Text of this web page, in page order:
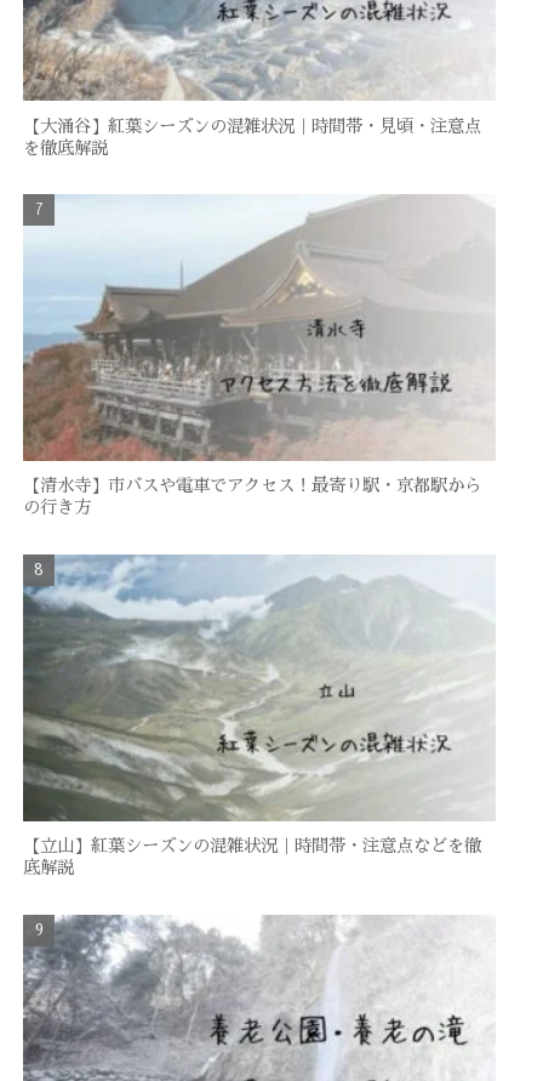
【大涌谷】紅葉シーズンの混雑状況｜時間帯・見頃・注意点
を徹底解説
【清水寺】市バスや電車でアクセス！最寄り駅・京都駅から
の行き方
【立山】紅葉シーズンの混雑状況｜時間帯・注意点などを徹
底解説